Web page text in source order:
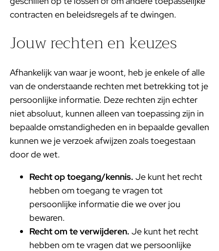
contracten en beleidsregels af te dwingen.
Jouw rechten en keuzes
Afhankelijk van waar je woont, heb je enkele of alle
van de onderstaande rechten met betrekking tot je
persoonlijke informatie. Deze rechten zijn echter
niet absoluut, kunnen alleen van toepassing zijn in
bepaalde omstandigheden en in bepaalde gevallen
kunnen we je verzoek afwijzen zoals toegestaan
door de wet.
Recht op toegang/kennis. Je kunt het recht
hebben om toegang te vragen tot
persoonlijke informatie die we over jou
bewaren.
Recht om te verwijderen. Je kunt het recht
hebben om te vragen dat we persoonlijke